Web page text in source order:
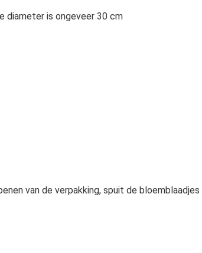
diameter is ongeveer 30 cm
van de verpakking, spuit de